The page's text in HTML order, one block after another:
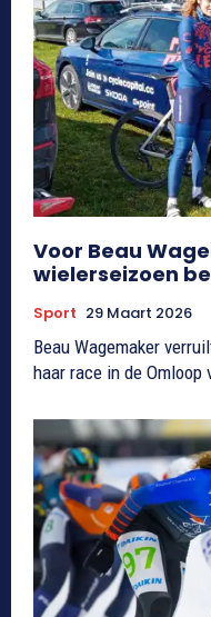
Voor Beau
wielerseizoen
Sport 29 Maart 2026
Beau Wagemaker
haar race in de Omloop